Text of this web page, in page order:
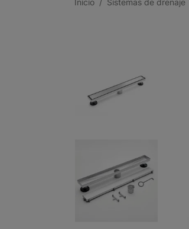
Inicio Sistemas de drenaje